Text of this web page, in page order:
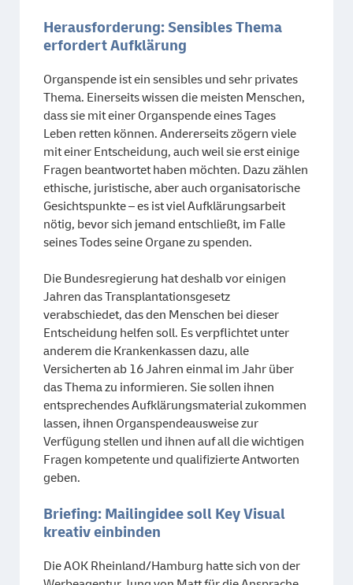
Herausforderung: Sensibles Thema
erfordert Aufklärung
Organspende ist ein sensibles und sehr privates
Thema. Einerseits wissen die meisten Menschen,
dass sie mit einer Organspende eines Tages
Leben retten können. Andererseits zögern viele
mit einer Entscheidung, auch weil sie erst einige
Fragen beantwortet haben möchten. Dazu zählen
ethische, juristische, aber auch organisatorische
Gesichtspunkte – es ist viel Aufklärungsarbeit
nötig, bevor sich jemand entschließt, im Falle
seines Todes seine Organe zu spenden.
Die Bundesregierung hat deshalb vor einigen
Jahren das Transplantationsgesetz
verabschiedet, das den Menschen bei dieser
Entscheidung helfen soll. Es verpflichtet unter
anderem die Krankenkassen dazu, alle
Versicherten ab 16 Jahren einmal im Jahr über
das Thema zu informieren. Sie sollen ihnen
entsprechendes Aufklärungsmaterial zukommen
lassen, ihnen Organspendeausweise zur
Verfügung stellen und ihnen auf all die wichtigen
Fragen kompetente und qualifizierte Antworten
geben.
Briefing: Mailingidee soll Key Visual
kreativ einbinden
Die AOK Rheinland/Hamburg hatte sich von der